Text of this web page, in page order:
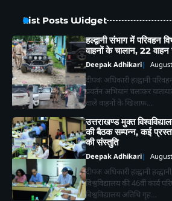
List Posts Widget
हल्द्वानी संभाग में परिवहन
वाहनों के चालान, 22
Deepak Adhikari
दीपक अधिकारी हल्द्वानी
प्रवर्तन अभियान चलाकर
वाले वाहनों के खिलाफ…
उत्तराखण्ड मुक्त
की बैठक सम्पन्न, कई
की संस्तुति
Deepak Adhikari
दीपक अधिकारी हल्द्वानी
विश्वविद्यालय की 46वीं कार्य
विश्वविद्यालय अतिथि गृह…